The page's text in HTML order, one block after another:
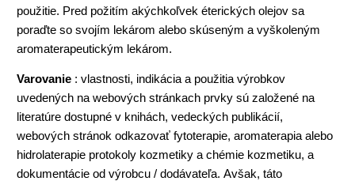
použitie. Pred požitím akýchkoľvek éterických olejov sa
poraďte so svojím lekárom alebo skúseným a vyškoleným
aromaterapeutickým lekárom.
Varovanie : vlastnosti, indikácia a použitia výrobkov
uvedených na webových stránkach prvky sú založené na
literatúre dostupné v knihách, vedeckých publikácií,
webových stránok odkazovať fytoterapie, aromaterapia alebo
hidrolaterapie protokoly kozmetiky a chémie kozmetiku, a
dokumentácie od výrobcu / dodávateľa. Avšak, táto